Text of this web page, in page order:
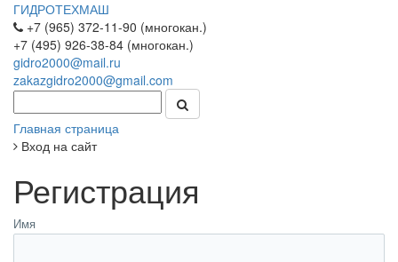
ГИДРОТЕХМАШ
+7 (965) 372-11-90 (многокан.)
+7 (495) 926-38-84 (многокан.)
gidro2000@mail.ru
zakazgidro2000@gmail.com
Главная страница
Вход на сайт
Регистрация
Имя